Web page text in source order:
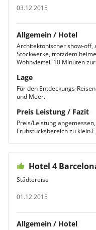
03.12.2015
Allgemein / Hotel
Architektonischer show-off,
Stockwerke, trotzdem
Wohnviertel. 10 Minuten
Lage
Für den Entdeckungs-
und Meer.
Preis Leistung / Fazit
Preis/Leistung
Frühstücksbereich zu
Hotel 4
Städtereise
01.12.2015
Allgemein / Hotel